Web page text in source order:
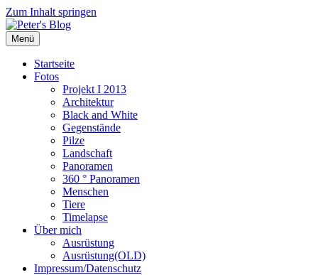
Zum Inhalt springen
Menü
Startseite
Fotos
Projekt I 2013
Architektur
Black and White
Gegenstände
Pilze
Landschaft
Panoramen
360 ° Panoramen
Menschen
Tiere
Timelapse
Über mich
Ausrüstung
Ausrüstung(OLD)
Impressum/Datenschutz